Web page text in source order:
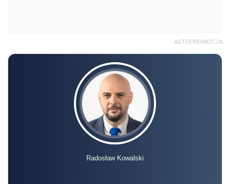
SZKOLENIE ONLINE
Akademia podatków 2026/2027 –
13.10 | 18.11 | 8.12 | 13.01.2027 r., 10:00-15:00
online, na żywo + nagranie
Zapisz się